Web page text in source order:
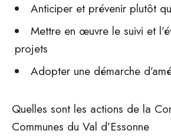
Anticiper et prévenir plutôt
Mettre en œuvre le suivi et
projets
Adopter une démarche
Quelles sont les actions de la
Communes du Val d’Essonne